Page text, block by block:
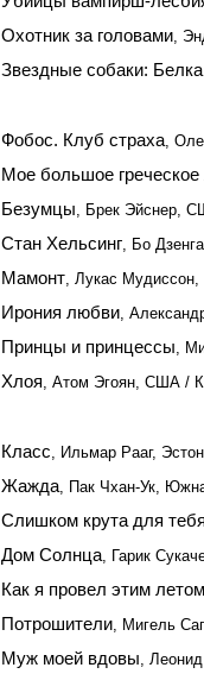
Охотник за головами,
Звездные собаки:
Фобос. Клуб страха,
Мое большое греческое
Безумцы, Брек Эйснер,
Стан Хельсинг, Бо
Мамонт, Лукас
Ирония любви,
Принцы и принцессы,
Хлоя, Атом Эгоян, США /
Класс, Ильмар Рааг,
Жажда, Пак Чхан-Ук,
Слишком крута для тебя
Дом Солнца, Гарик
Как я провел этим летом
Потрошители, Мигель
Муж моей вдовы,